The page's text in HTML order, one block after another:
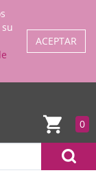
0
ACEPTAR